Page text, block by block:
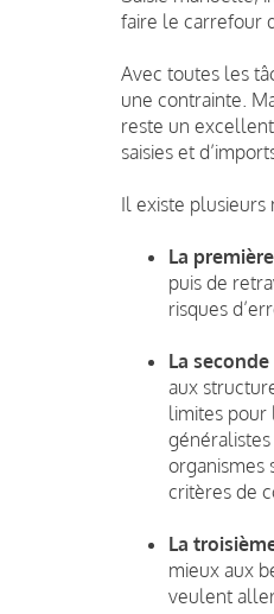
faire le carrefour
Avec toutes les
une contrainte.
reste un
saisies et
Il existe plusieurs
La
puis de
risques
La
aux
limites pour
organismes
critères de
La
mieux aux
veulent